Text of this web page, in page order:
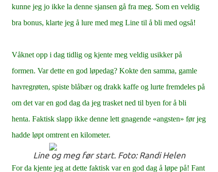
kunne jeg jo ikke la denne sjansen gå fra meg. Som en veldig
bra bonus, klarte jeg å lure med meg Line til å bli med også!
Våknet opp i dag tidlig og kjente meg veldig usikker på
formen. Var dette en god løpedag? Kokte den samma, gamle
havregrøten, spiste blåbær og drakk kaffe og lurte fremdeles på
om det var en god dag da jeg trasket ned til byen for å bli
henta. Faktisk slapp ikke denne lett gnagende «angsten» før jeg
hadde løpt omtrent en kilometer.
Line og meg før start. Foto: Randi Helen
For da kjente jeg at dette faktisk var en god dag å løpe på! Fant